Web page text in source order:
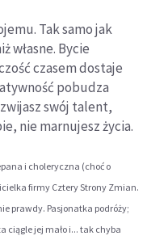
Tak samo jak
własne. Bycie
czasem dostaje
pobudza
swój talent,
nie marnujesz życia.
i choleryczna (choć o
firmy Cztery Strony Zmian.
prawdy. Pasjonatka podróży;
ciągle jej mało i... tak chyba